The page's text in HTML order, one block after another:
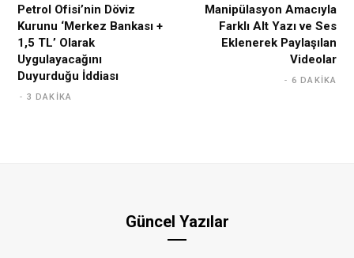
Petrol Ofisi’nin Döviz
Kurunu ‘Merkez Bankası +
1,5 TL’ Olarak
Uygulayacağını
Duyurduğu İddiası
3 DAKIKA
Manipülasyon Amacıyla
Farklı Alt Yazı ve Ses
Eklenerek Paylaşılan
Videolar
6 DAKIKA
Güncel Yazılar